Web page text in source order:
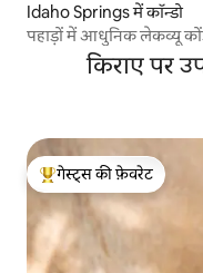
Idaho Springs में कॉन्डो
पहाड़ों में आधुनिक लेकव्यू
किराए पर
गेस्ट्स का टॉप फ़ेवरेट
गेस्ट्स की फ़ेवरेट